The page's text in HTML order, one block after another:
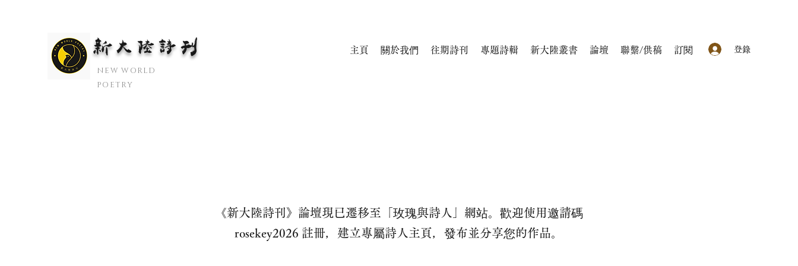
新大陆诗刊
​NEW WORLD
POETRY
登錄
主頁 關於我們 往期詩刊 專題詩輯 新大陸叢書 論壇 聯繫/供稿 訂閱
《新大陸詩刊》論壇現已遷移至「玫瑰與詩人」網站。歡迎使用邀請碼
rosekey2026 註冊，建立專屬詩人主頁，發布並分享您的作品。